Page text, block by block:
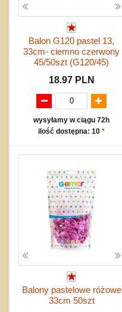
Balon G120 pastel 13,
33cm- ciemno czerwony
45/50szt (G120/45)
18.97 PLN
wysyłamy w ciągu 72h
ilość dostępna: 10 *
Balony pastelowe różowe
33cm 50szt